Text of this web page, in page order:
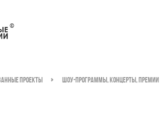
проекты Шоу-программы, концерты, премии